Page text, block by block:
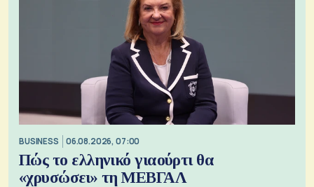
BUSINESS 06.08.2026, 07:00
Πώς το ελληνικό γιαούρτι θα
«χρυσώσει» τη ΜΕΒΓΑΛ